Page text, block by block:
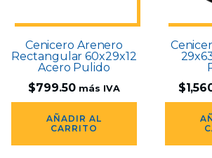
Cenicero Arenero
Rectangular 60x29x12
Acero Pulido
$799.50 más IVA
AÑADIR AL
CARRITO
$